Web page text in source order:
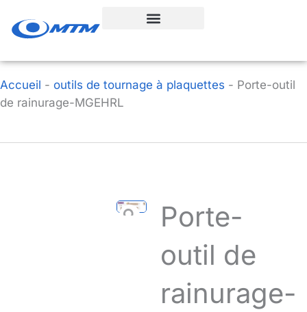
au
Accueil - outils de tournage à plaquettes - Porte-outil
de rainurage-MGEHRL
Porte-
outil de
rainurage-